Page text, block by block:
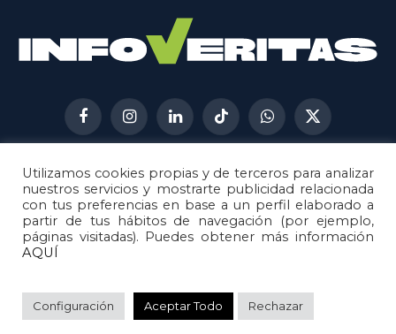
FacebookInstagramLinkedInTikTokWhatsApp
X
(Twitter)
AVISO LEGAL
METODOLOGÍA
POLÍTICA DE COOKIES
POLÍTICA DE CORRECCIONES
© 2026Metech. Todos los derechos reservados.
Utilizamos cookies propias y de terceros para analizar
nuestros servicios y mostrarte publicidad relacionada
con tus preferencias en base a un perfil elaborado a
partir de tus hábitos de navegación (por ejemplo,
páginas visitadas). Puedes obtener más información
AQUÍ
Configuración Aceptar Todo Rechazar